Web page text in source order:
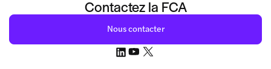
Contactez la FCA
Nous contacter